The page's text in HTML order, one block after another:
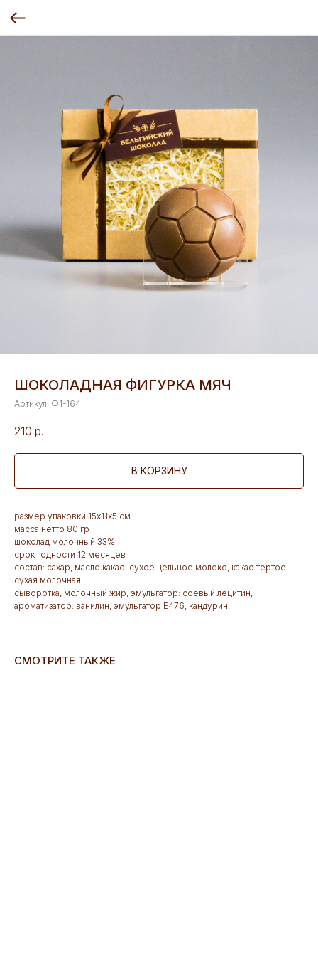
ШОКОЛАДНАЯ ФИГУРКА МЯЧ
Артикул: Ф1-164
210 р.
В КОРЗИНУ
размер упаковки 15х11х5 см
масса нетто 80 гр
шоколад молочный 33%
срок годности 12 месяцев
состав: сахар, масло какао, сухое цельное молоко, какао тертое,
сухая молочная
сыворотка, молочный жир, эмульгатор: соевый лецитин,
ароматизатор: ванилин, эмульгатор Е476, кандурин.
СМОТРИТЕ ТАКЖЕ